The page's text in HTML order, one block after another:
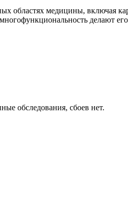
областях медицины, включая
делают
обследования, сбоев нет.